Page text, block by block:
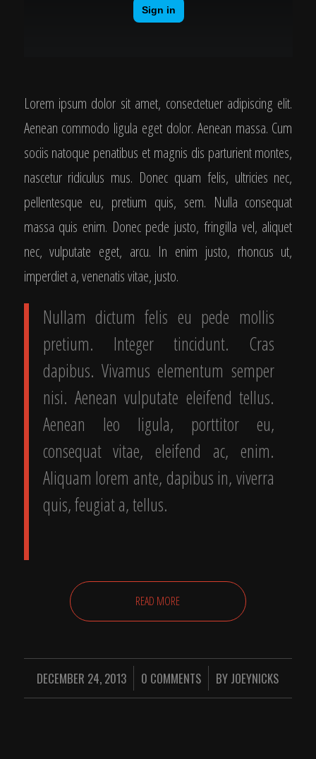
Lorem ipsum dolor sit amet, consectetuer adipiscing elit.
Aenean commodo ligula eget dolor. Aenean massa. Cum
sociis natoque penatibus et magnis dis parturient montes,
nascetur ridiculus mus. Donec quam felis, ultricies nec,
pellentesque eu, pretium quis, sem. Nulla consequat
massa quis enim. Donec pede justo, fringilla vel, aliquet
nec, vulputate eget, arcu. In enim justo, rhoncus ut,
imperdiet a, venenatis vitae, justo.
Nullam dictum felis eu pede mollis
pretium. Integer tincidunt. Cras
dapibus. Vivamus elementum semper
nisi. Aenean vulputate eleifend tellus.
Aenean leo ligula, porttitor eu,
consequat vitae, eleifend ac, enim.
Aliquam lorem ante, dapibus in, viverra
quis, feugiat a, tellus.
READ MORE
DECEMBER 24, 2013
/ 0 COMMENTS
/ BY JOEYNICKS